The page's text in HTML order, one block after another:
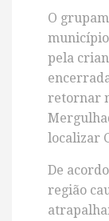
O
município
pela
retornar
localizar
De
região